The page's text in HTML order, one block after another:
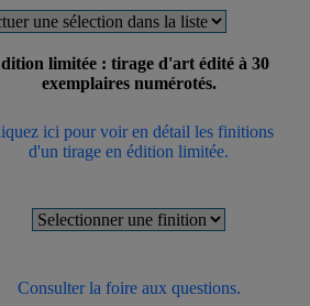
limitée : tirage d'art édité à 30
exemplaires numérotés.
ici pour voir en détail les finitions
d'un tirage en édition limitée.
Consulter la foire aux questions.